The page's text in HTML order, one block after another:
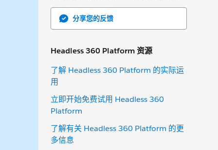
分享您的反馈
Headless 360 Platform 资源
了解 Headless 360 Platform 的实际运
用
立即开始免费试用 Headless 360
Platform
了解有关 Headless 360 Platform 的更
多信息